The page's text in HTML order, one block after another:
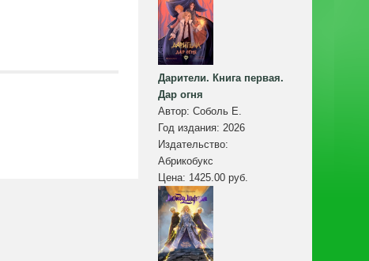
Дарители. Книга первая.
Дар огня
Автор: Соболь Е.
Год издания: 2026
Издательство:
Абрикобукс
Цена: 1425.00 руб.